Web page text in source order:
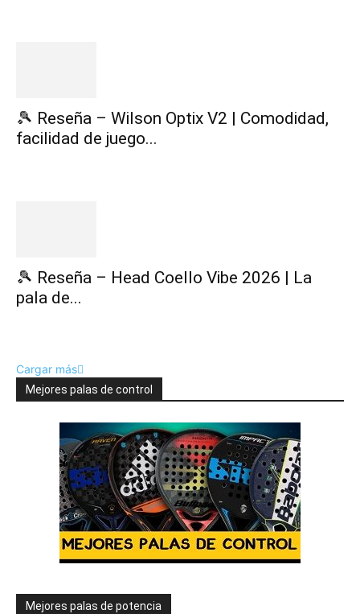
🎾 Reseña – Wilson Optix V2 | Comodidad,
facilidad de juego...
🎾 Reseña – Head Coello Vibe 2026 | La
pala de...
Cargar más
Mejores palas de control
Mejores palas de potencia